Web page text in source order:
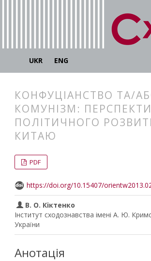
UKR ENG
КОНФУЦІАНСТВО ТА/
КОМУНІЗМ:
ПОЛІТИЧНОГО
КИТАЮ
PDF
https://doi.org/10.15407/
В. О. Кіктенко
Інститут сходознавства імені А. Ю.
України
Анотація